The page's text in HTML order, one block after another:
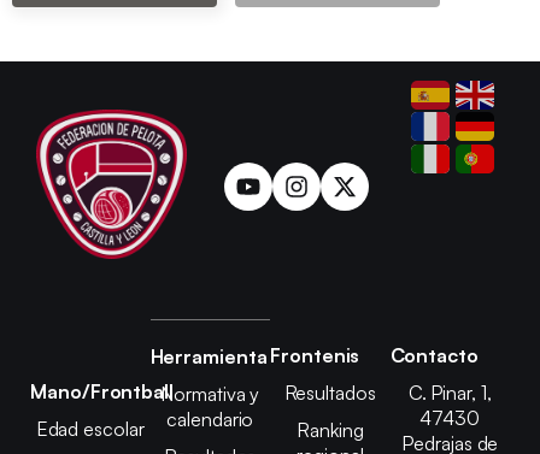
Mano/Frontball
Edad escolar
Herramienta
Normativa y
calendario
Frontenis
Resultados
Ranking
Contacto
C. Pinar, 1,
47430
Pedrajas de